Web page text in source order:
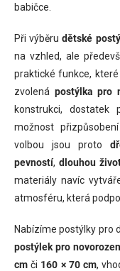
babičce.
Při výběrudětské
na vzhled, ale
praktické funkce,
zvolená postýlka pro
konstrukci, dostatek
možnost
volbou jsou proto
pevností,dlouhou
materiály navíc
atmosféru, která
Nabízíme postýlky pro
postýlek pro
cm či 160 × 70 cm,